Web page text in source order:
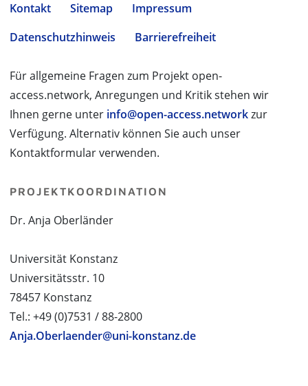
Kontakt Sitemap
Impressum
Datenschutzhinweis
Barrierefreiheit
Für allgemeine Fragen zum Projekt open-
access.network, Anregungen und Kritik stehen wir
Ihnen gerne unter info@open-access.networkzur
Verfügung. Alternativ können Sie auch unser
Kontaktformular verwenden.
PROJEKTKOORDINATION
Dr. Anja Oberländer
Universität Konstanz
Universitätsstr. 10
78457 Konstanz
Tel.: +49 (0)7531 / 88-2800
Anja.Oberlaender@uni-konstanz.de